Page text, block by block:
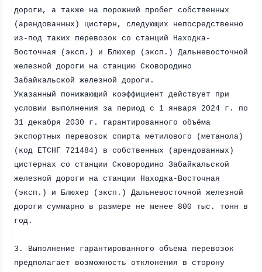
дороги, а также на порожний пробег собственных
(арендованных) цистерн, следующих непосредственно
из-под таких перевозок со станций Находка-
Восточная (эксп.) и Блюхер (эксп.) Дальневосточной
железной дороги на станцию Сковородино
Забайкальской железной дороги.
Указанный понижающий коэффициент действует при
условии выполнения за период с 1 января 2024 г . по
31 декабря 2030 г . гарантированного объёма
экспортных перевозок спирта метилового (метанола)
(код ЕТСНГ 721484) в собственных (арендованных)
цистернах со станции Сковородино Забайкальской
железной дороги на станции Находка-Восточная
(эксп.) и Блюхер (эксп.) Дальневосточной железной
дороги суммарно в размере не менее 800 тыс. тонн в
год.
3. Выполнение гарантированного объёма перевозок
предполагает возможность отклонения в сторону